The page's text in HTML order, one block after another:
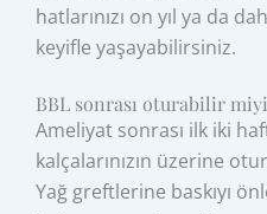
hatlarınızı on yıl ya da
keyifle yaşayabilirsiniz.
BBL sonrası oturabilir
Ameliyat sonrası ilk iki
kalçalarınızın üzerine
Yağ greftlerine baskıyı